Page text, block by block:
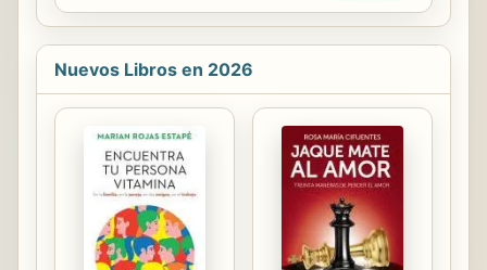
almacenando a lo largo de sus casi
ciento diez años de vida....
kárate: origen y concentración de la
direcciones: aspectos básicos y
MASATOSHI NAKAYAMA continúa la
tradición de su maestro, Gichin
Funakoshi, el Padre del Kárate
Moderno. Profesor y director
durante largo tiempo de educación
física en la Universidad de
Takushoku (Tokio),...
Nuevos Libros en 2026